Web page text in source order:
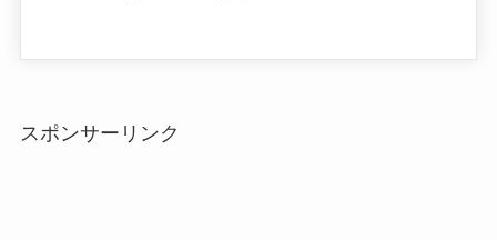
スポンサーリンク